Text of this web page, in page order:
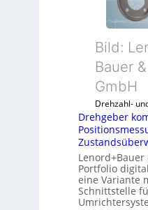
s
h
i
l
f
f
l
i
Bild:
Bauer
GmbH
Drehzahl-
Drehgeber
Portfolio
eine Variante
Schnittstelle